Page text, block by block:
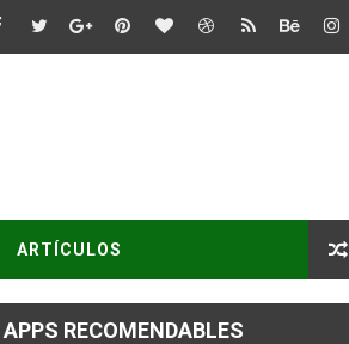
ARTÍCULOS
APPS RECOMENDABLES